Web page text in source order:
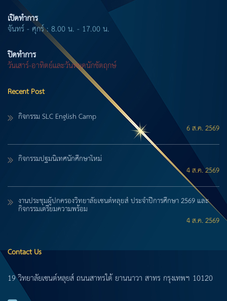
เปิดทำการ
จันทร์ - ศุกร์ : 8.00 น. - 17.00 น.
ปิดทำการ
วันเสาร์-อาทิตย์และวันหยุดนักขัตฤกษ์
Recent Post
กิจกรรม SLC English Camp
6 ส.ค. 2569
กิจกรรมปฐมนิเทศนักศึกษาใหม่
4 ส.ค. 2569
งานประชุมผู้ปกครองวิทยาลัยเซนต์หลุยส์ ประจำปีการศึกษา 2569 และ
กิจกรรมเตรียมความพร้อม
4 ส.ค. 2569
Contact Us
19 วิทยาลัยเซนต์หลุยส์ ถนนสาทรใต้ ยานนาวา สาทร กรุงเทพฯ 10120